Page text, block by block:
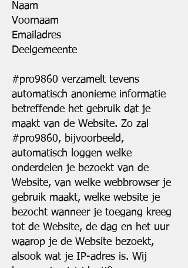
Naam
Voornaam
Emailadres
Deelgemeente
#pro9860 verzamelt tevens
automatisch anonieme informatie
betreffende het gebruik dat je
maakt van de Website. Zo zal
#pro9860, bijvoorbeeld,
automatisch loggen welke
onderdelen je bezoekt van de
Website, van welke webbrowser je
gebruik maakt, welke website je
bezocht wanneer je toegang kreeg
tot de Website, de dag en het uur
waarop je de Website bezoekt,
alsook wat je IP-adres is. Wij